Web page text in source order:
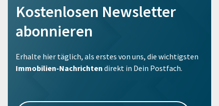
Kostenlosen Newsletter
abonnieren
Erhalte hier täglich, als erstes von uns, die wichtigsten
Immobilien-Nachrichten direkt in Dein Postfach.